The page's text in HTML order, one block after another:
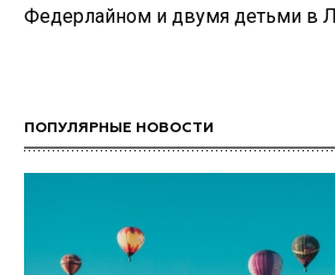
Федерлайном и двумя детьми в
ПОПУЛЯРНЫЕ НОВОСТИ